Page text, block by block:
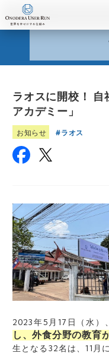
ラオスに開校！
アカデミー」
お知らせ ラオス
2023年5月17日（水）、
し、外食分野の教育
生となる32名は、11月